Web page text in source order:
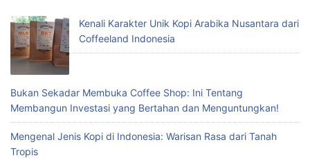
Kenali Karakter Unik Kopi Arabika Nusantara dari
Coffeeland Indonesia
Bukan Sekadar Membuka Coffee Shop: Ini Tentang
Membangun Investasi yang Bertahan dan Menguntungkan!
Mengenal Jenis Kopi di Indonesia: Warisan Rasa dari Tanah
Tropis